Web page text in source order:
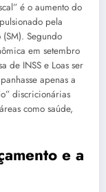
é o aumento do
pela
Segundo
em setembro
de INSS e Loas ser
apenas a
discricionárias
como saúde,
e a